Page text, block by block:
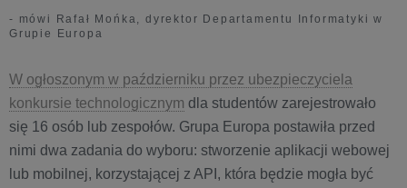
- mówi Rafał Mońka, dyrektor Departamentu Informatyki w
Grupie Europa
W ogłoszonym w październiku przez ubezpieczyciela
konkursie technologicznym dla studentów zarejestrowało
się 16 osób lub zespołów. Grupa Europa postawiła przed
nimi dwa zadania do wyboru: stworzenie aplikacji webowej
lub mobilnej, korzystającej z API, która będzie mogła być